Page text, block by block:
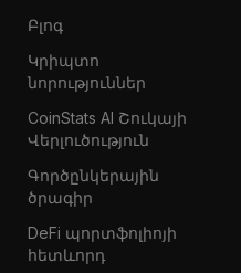
Բլոգ
Կրիպտո
նորություններ
CoinStats AI Շուկայի
Վերլուծություն
Գործընկերային
ծրագիր
DeFi պորտֆոլիոյի
հետևորդ